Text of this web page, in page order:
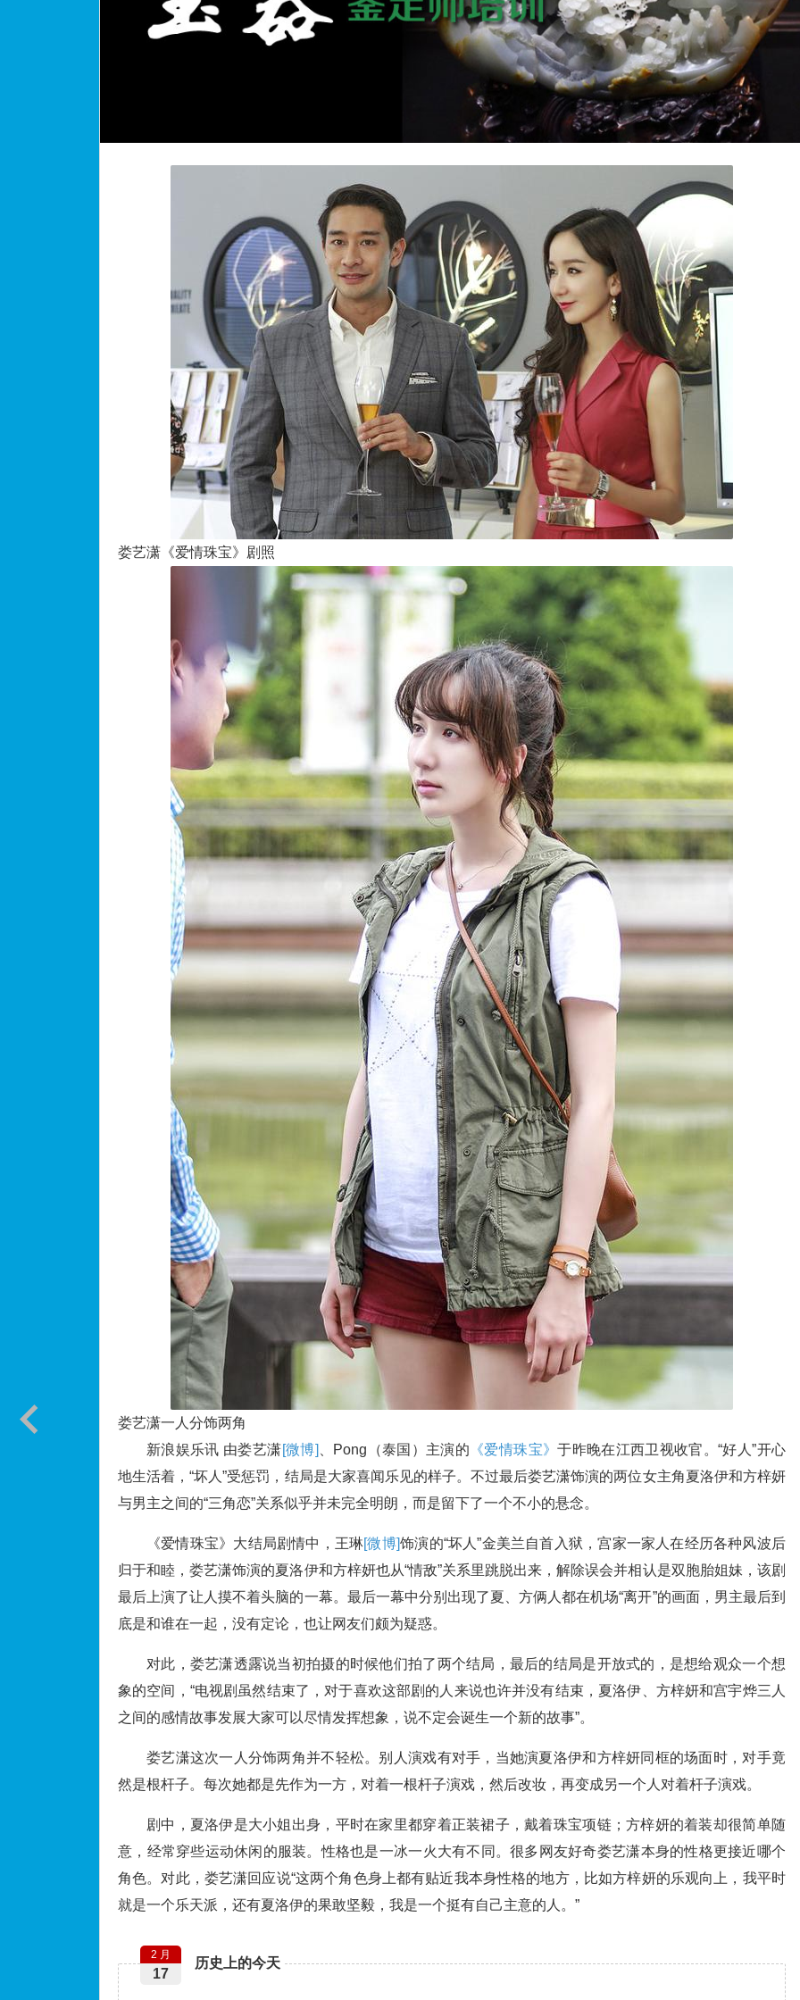
娄艺潇《爱情珠宝》剧照
娄艺潇一人分饰两角
新浪娱乐讯 由娄艺潇[微博] 、Pong（泰国）主演的 《爱情珠宝》于昨晚在江西卫视收官。“好人”开心
地生活着，“坏人”受惩罚，结局是大家喜闻乐见的样子。不过最后娄艺潇饰演的两位女主角夏洛伊和方梓妍
与男主之间的“三角恋”关系似乎并未完全明朗，而是留下了一个不小的悬念。
《爱情珠宝》大结局剧情中，王琳[微博]饰演的“坏人”金美兰自首入狱，宫家一家人在经历各种风波后
归于和睦，娄艺潇饰演的夏洛伊和方梓妍也从“情敌”关系里跳脱出来，解除误会并相认是双胞胎姐妹，该剧
最后上演了让人摸不着头脑的一幕。最后一幕中分别出现了夏、方俩人都在机场“离开”的画面，男主最后到
底是和谁在一起，没有定论，也让网友们颇为疑惑。
对此，娄艺潇透露说当初拍摄的时候他们拍了两个结局，最后的结局是开放式的，是想给观众一个想
象的空间，“电视剧虽然结束了，对于喜欢这部剧的人来说也许并没有结束，夏洛伊、方梓妍和宫宇烨三人
之间的感情故事发展大家可以尽情发挥想象，说不定会诞生一个新的故事”。
娄艺潇这次一人分饰两角并不轻松。别人演戏有对手，当她演夏洛伊和方梓妍同框的场面时，对手竟
然是根杆子。每次她都是先作为一方，对着一根杆子演戏，然后改妆，再变成另一个人对着杆子演戏。
剧中，夏洛伊是大小姐出身，平时在家里都穿着正装裙子，戴着珠宝项链；方梓妍的着装却很简单随
意，经常穿些运动休闲的服装。性格也是一冰一火大有不同。很多网友好奇娄艺潇本身的性格更接近哪个
角色。对此，娄艺潇回应说“这两个角色身上都有贴近我本身性格的地方，比如方梓妍的乐观向上，我平时
就是一个乐天派，还有夏洛伊的果敢坚毅，我是一个挺有自己主意的人。”
历史上的今天
2 月
17